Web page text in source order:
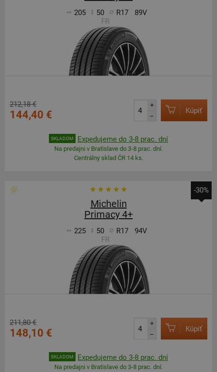
205 50 R17
89V
FR
212,18 €
144,40 €
+
–
Kúpiť
SKLADOM Expedujeme do 3-8 prac. dní
Na predajni v Bratislave do 3-8 prac. dní.
Centrálny sklad ČR 14 ks.
-30%
Michelin
Primacy 4+
225 50 R17
94V
FR
211,80 €
148,10 €
+
–
Kúpiť
SKLADOM Expedujeme do 3-8 prac. dní
Na predajni v Bratislave do 3-8 prac. dní.